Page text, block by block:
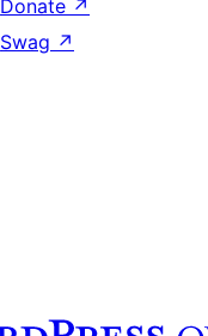
Donate ↗
Swag ↗